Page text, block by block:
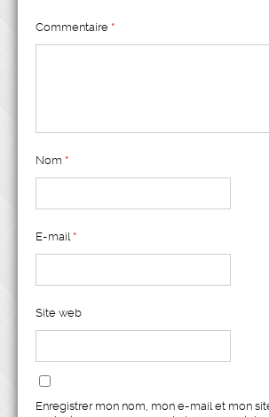
Commentaire *
Nom *
E-mail *
Site web
Enregistrer mon nom, mon e-mail et mon